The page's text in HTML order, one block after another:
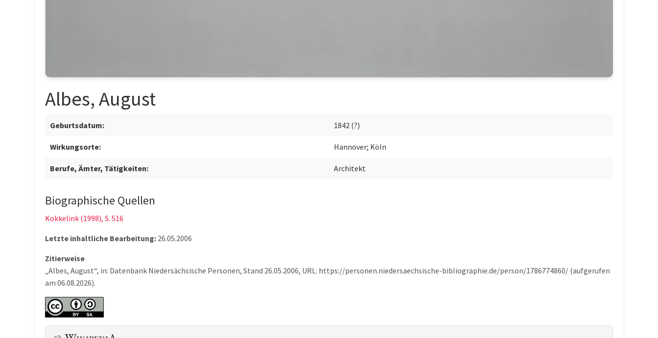
Albes, August
Geburtsdatum: 1842 (?)
Wirkungsorte: Hannover; Köln
Berufe, Ämter, Tätigkeiten: Architekt
Biographische Quellen
Kokkelink (1998), S. 516
Letzte inhaltliche Bearbeitung: 26.05.2006
Zitierweise
„Albes, August“, in: Datenbank Niedersächsische Personen, Stand 26.05.2006, URL: https://personen.niedersaechsische-bibliographie.de/person/1786774860/ (aufgerufen
am 06.08.2026).